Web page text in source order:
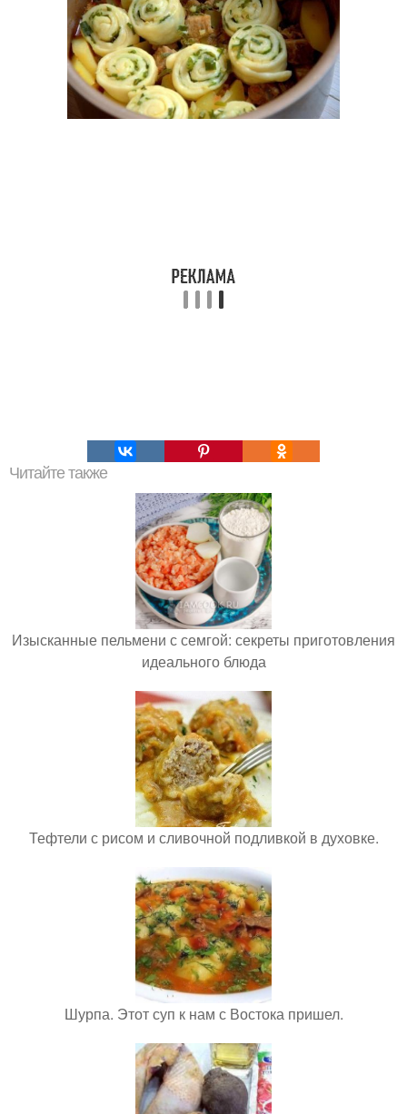
Читайте также
Изысканные пельмени с семгой: секреты приготовления
идеального блюда
Тефтели с рисом и сливочной подливкой в духовке.
Шурпа. Этот суп к нам с Востока пришел.